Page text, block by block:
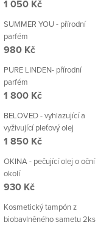
1 050 Kč
SUMMER YOU - přírodní
parfém
980 Kč
PURE LINDEN- přírodní
parfém
1 800 Kč
BELOVED - vyhlazující a
vyživující pleťový olej
1 850 Kč
OKINA - pečující olej o oční
okolí
930 Kč
Kosmetický tampón z
biobavlněného sametu 2ks